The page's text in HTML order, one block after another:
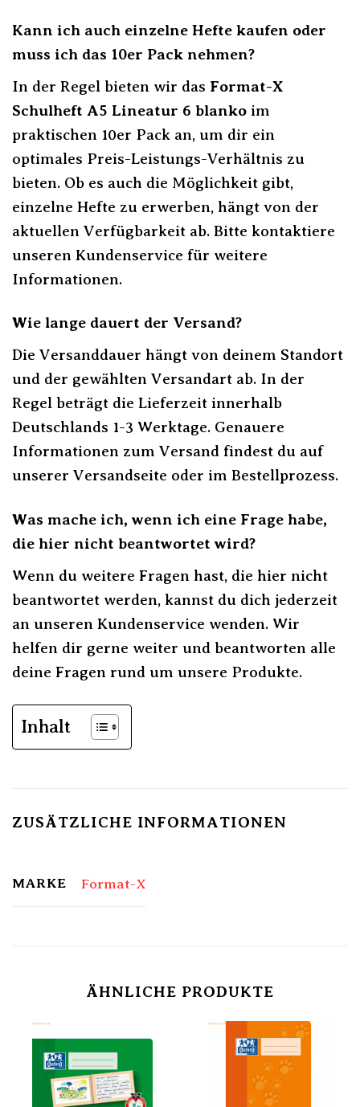
Kann ich auch einzelne Hefte kaufen oder
muss ich das 10er Pack nehmen?
In der Regel bieten wir das Format-X
Schulheft A5 Lineatur 6 blanko im
praktischen 10er Pack an, um dir ein
optimales Preis-Leistungs-Verhältnis zu
bieten. Ob es auch die Möglichkeit gibt,
einzelne Hefte zu erwerben, hängt von der
aktuellen Verfügbarkeit ab. Bitte kontaktiere
unseren Kundenservice für weitere
Informationen.
Wie lange dauert der Versand?
Die Versanddauer hängt von deinem Standort
und der gewählten Versandart ab. In der
Regel beträgt die Lieferzeit innerhalb
Deutschlands 1-3 Werktage. Genauere
Informationen zum Versand findest du auf
unserer Versandseite oder im Bestellprozess.
Was mache ich, wenn ich eine Frage habe,
die hier nicht beantwortet wird?
Wenn du weitere Fragen hast, die hier nicht
beantwortet werden, kannst du dich jederzeit
an unseren Kundenservice wenden. Wir
helfen dir gerne weiter und beantworten alle
deine Fragen rund um unsere Produkte.
Inhalt
ZUSÄTZLICHE INFORMATIONEN
MARKE Format-X
ÄHNLICHE PRODUKTE